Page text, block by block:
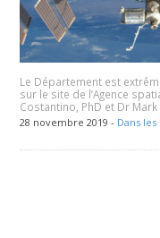
Le Département est
sur le site de l’Agence
Costantino, PhD et Dr Mark
28 novembre 2019 - Dans